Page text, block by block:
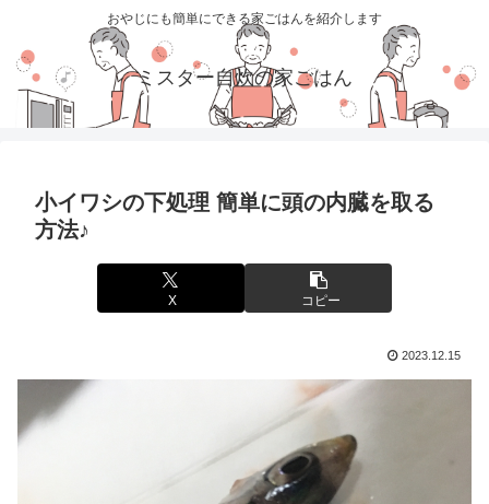
おやじにも簡単にできる家ごはんを紹介します
ミスター自炊の家ごはん
小イワシの下処理 簡単に頭の内臓を取る
方法♪
X コピー
2023.12.15